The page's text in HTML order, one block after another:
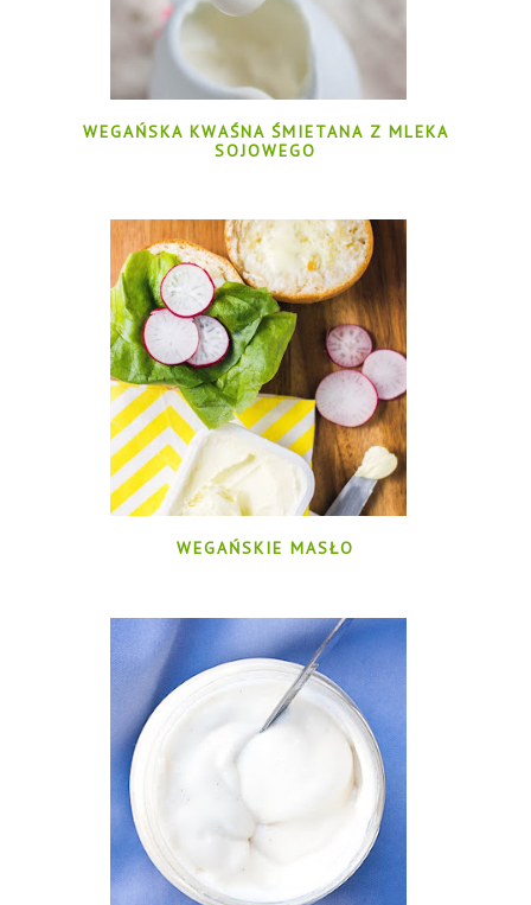
WEGAŃSKA KWAŚNA ŚMIETANA Z MLEKA
SOJOWEGO
WEGAŃSKIE MASŁO